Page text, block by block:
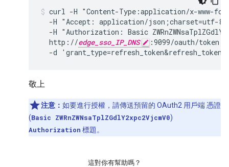
curl -H "Content-Type:application/x-www-
-H "Accept: application/json;charset=utf-8"
-H "Authorization: Basic
  http://
edge_sso_IP_DNS
:9099/oauth/token \
  -d 'grant_type=refresh_token&refresh_token=
敬上
注意： 如要進行授權，請傳送預留的 OAuth2 用戶端 憑證
(Basic ZWRnZWNsaTplZGdlY2xpc2VjcmV0)
Authorization 標題。
這對你有幫助嗎？